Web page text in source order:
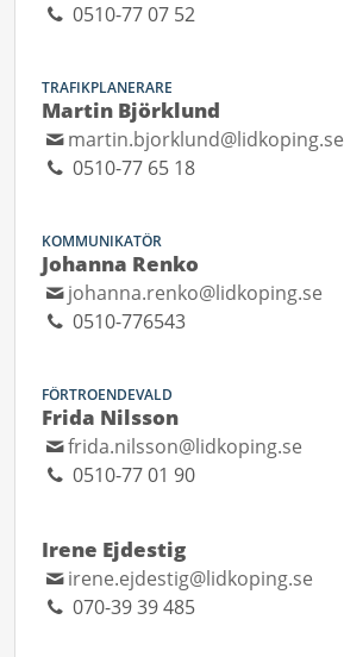
0510-77 07 52
TRAFIKPLANERARE
Martin Björklund
martin.bjorklund@lidkoping.se
0510-77 65 18
KOMMUNIKATÖR
Johanna Renko
johanna.renko@lidkoping.se
0510-776543
FÖRTROENDEVALD
Frida Nilsson
frida.nilsson@lidkoping.se
0510-77 01 90
Irene Ejdestig
irene.ejdestig@lidkoping.se
070-39 39 485